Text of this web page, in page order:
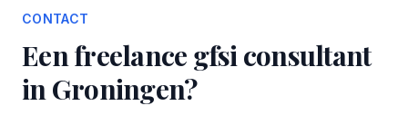
CONTACT
Een freelance gfsi consultant
in Groningen?